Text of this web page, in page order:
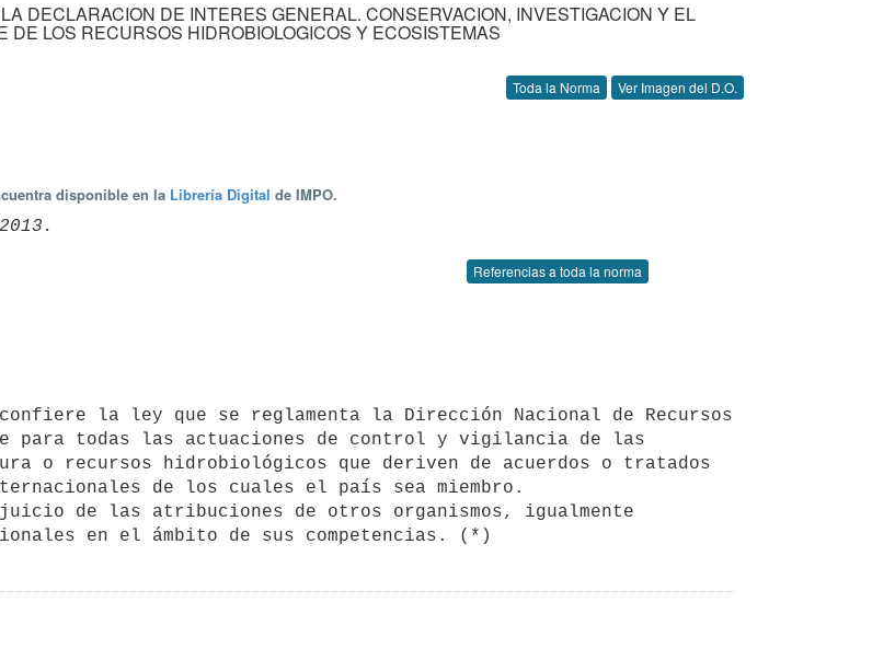
DECLARACION DE INTERES GENERAL. CONSERVACION, INVESTIGACION Y EL
DE LOS RECURSOS HIDROBIOLOGICOS Y ECOSISTEMAS
Toda la Norma Ver Imagen del D.O.
disponible en la Librería Digital de IMPO.
Referencias a toda la norma
para todas las actuaciones de control y vigilancia de las
o recursos hidrobiológicos que deriven de acuerdos o tratados
de los cuales el país sea miembro.
en el ámbito de sus competencias. (*)